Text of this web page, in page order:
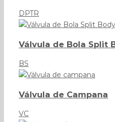
DPTR
Válvula de Bola Split
BS
Válvula de Campana
VC